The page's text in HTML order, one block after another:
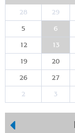
28 29
5 6
12 13
19 20
26 27
2 3